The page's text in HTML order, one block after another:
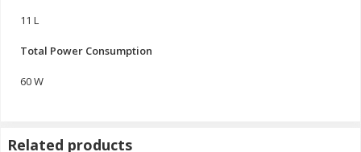
11 L
Total Power Consumption
60 W
Related products